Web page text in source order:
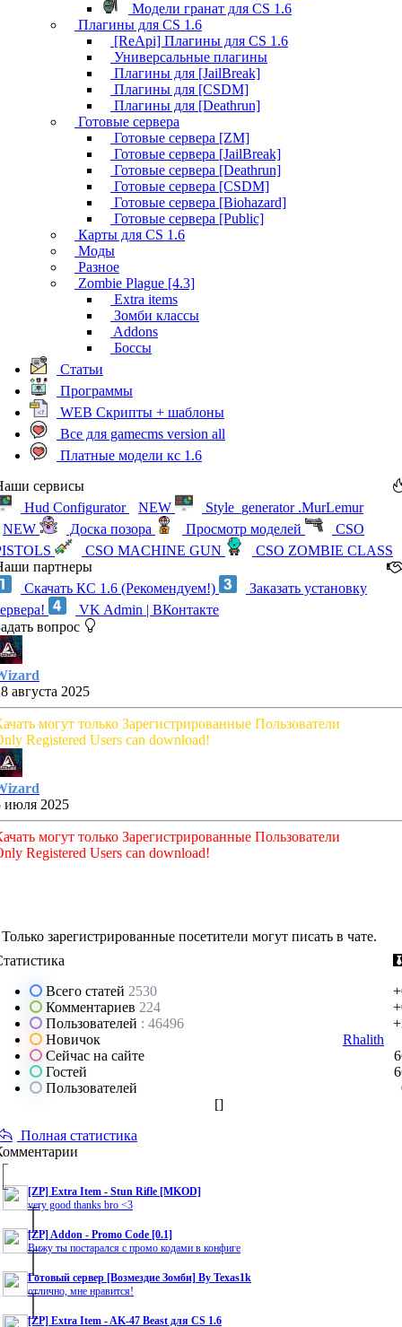
Модели гранат для CS 1.6
Плагины для CS 1.6
[ReApi] Плагины для CS 1.6
Универсальные плагины
Плагины для [JailBreak]
Плагины для [CSDM]
Плагины для [Deathrun]
Готовые сервера
Готовые сервера [ZM]
Готовые сервера [JailBreak]
Готовые сервера [Deathrun]
Готовые сервера [CSDM]
Готовые сервера [Biohazard]
Готовые сервера [Public]
Карты для CS 1.6
Моды
Разное
Zombie Plague [4.3]
Extra items
Зомби классы
Addons
Боссы
Статьи
Программы
WEB Скрипты + шаблоны
Все для gamecms version all
Платные модели кс 1.6
сервисы
Hud Configurator
NEW
Style_generator .MurLemur
NEW
Доска позора Просмотр моделей
CSO
CSO MACHINE GUN
CSO ZOMBIE CLASS
партнеры
Скачать КС 1.6 (Рекомендуем!)
Заказать установку
VK Admin | ВКонтакте
вопрос
августа 2025
могут только Зарегистрированные Пользователи
Registered Users can download!
июля 2025
могут только Зарегистрированные Пользователи
Registered Users can download!
Только зарегистрированные посетители могут писать в чате.
Всего статей 2530
Комментариев 224
Пользователей : 46496
Новичок
Rhalith
Сейчас на сайте
Гостей
Пользователей
[]
Полная статистика
[ZP] Extra Item - Stun Rifle [MKOD]
very good thanks bro <3
[ZP] Addon - Promo Code [0.1]
Вижу ты постарался с промо кодами в конфиге
Готовый сервер [Возмездие Зомби] By Texas1k
отлично, мне нравится!
[ZP] Extra Item - AK-47 Beast для CS 1.6